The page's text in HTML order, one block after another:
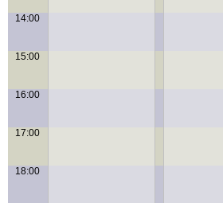
14:00
15:00
16:00
17:00
18:00